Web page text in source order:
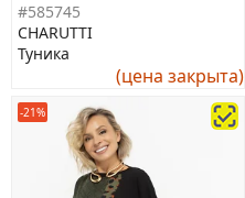
#585745
CHARUTTI
Туника
(цена закрыта)
-21%